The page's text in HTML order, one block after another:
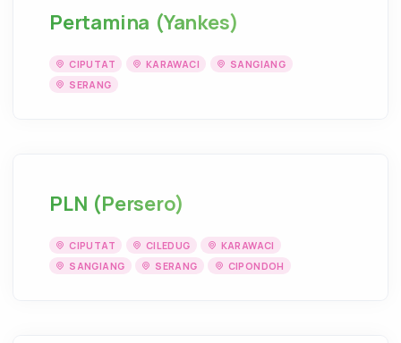
Pertamina (Yankes)
CIPUTAT KARAWACI
SANGIANG
SERANG
PLN (Persero)
CIPUTAT CILEDUG
KARAWACI
SANGIANG
SERANG CIPONDOH